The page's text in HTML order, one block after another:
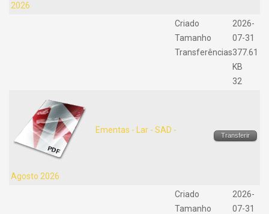
2026
Criado
Tamanho
Transferências
2026-
07-31
377.61
KB
32
Ementas - Lar - SAD -
Agosto 2026
Transferir
Criado
Tamanho
2026-
07-31